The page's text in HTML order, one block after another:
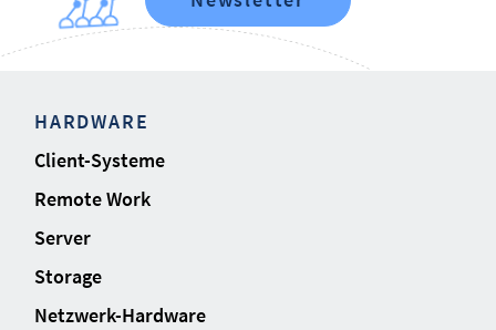
HARDWARE
Client-Systeme
Remote Work
Server
Storage
Netzwerk-Hardware